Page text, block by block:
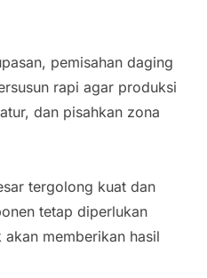
pemisahan daging
rapi agar produksi
dan pisahkan zona
tergolong kuat dan
tetap diperlukan
memberikan hasil